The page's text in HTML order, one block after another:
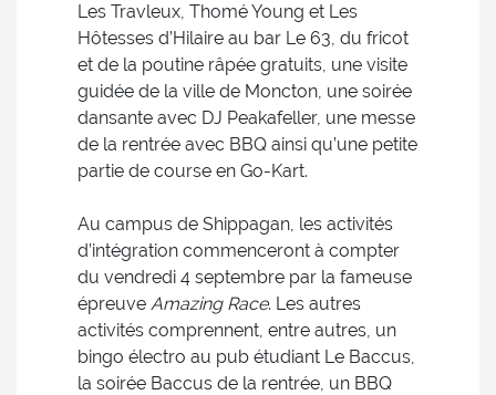
Les Travleux, Thomé Young et Les
Hôtesses d’Hilaire au bar Le 63, du fricot
et de la poutine râpée gratuits, une visite
guidée de la ville de Moncton, une soirée
dansante avec DJ Peakafeller, une messe
de la rentrée avec BBQ ainsi qu’une petite
partie de course en Go-Kart.
Au campus de Shippagan, les activités
d’intégration commenceront à compter
du vendredi 4 septembre par la fameuse
épreuve Amazing Race. Les autres
activités comprennent, entre autres, un
bingo électro au pub étudiant Le Baccus,
la soirée Baccus de la rentrée, un BBQ